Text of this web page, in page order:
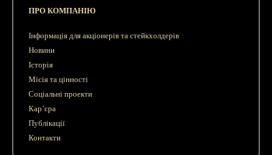
ПРО КОМПАНІЮ
Інформація для акціонерів та стейкхолдерів
Новини
Історія
Місія та цінності
Соціальні проекти
Кар’єра
Публікації
Контакти